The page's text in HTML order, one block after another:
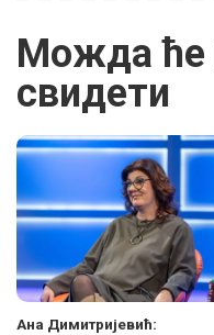
Можда ће
свидети
Ана Димитријевић: